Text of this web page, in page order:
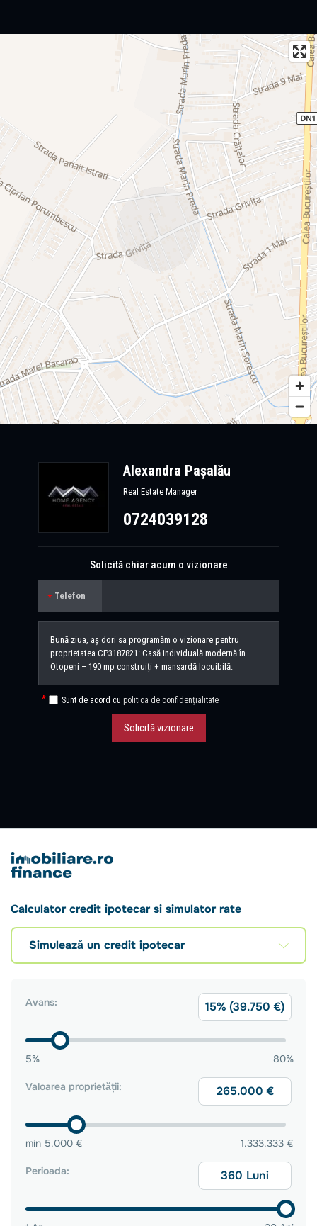
Alexandra Pașalău
Real Estate Manager
0724039128
Solicită chiar acum o vizionare
Telefon
Sunt de acord cu politica de confidențialitate
Solicită vizionare